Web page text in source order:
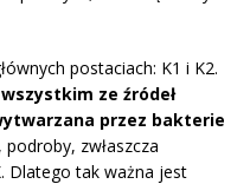
postaciach: K1 i K2.
ze źródeł
przez bakterie
podroby, zwłaszcza
Dlatego tak ważna jest